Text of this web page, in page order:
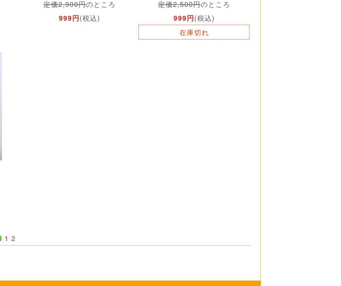
定価2,900円のところ
999円(税込)
定価2,500円のところ
999円(税込)
在庫切れ
1 2